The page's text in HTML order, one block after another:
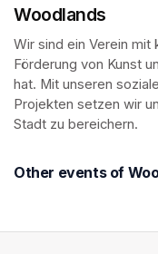
Woodlands
Wir sind ein Verein
Förderung von Kunst
hat. Mit unseren
Projekten setzen wir
Stadt zu bereichern.
Other events of